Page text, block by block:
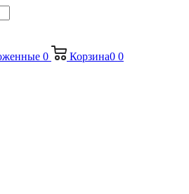
0 Корзина0 0